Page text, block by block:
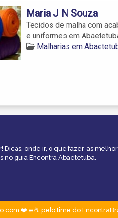
Maria J N Souza
Tecidos de malha com
e uniformes em
Malharias em
onde ir, o que fazer, as
no guia Encontra Abaetetuba.
com ❤️ e ☕ pelo time do